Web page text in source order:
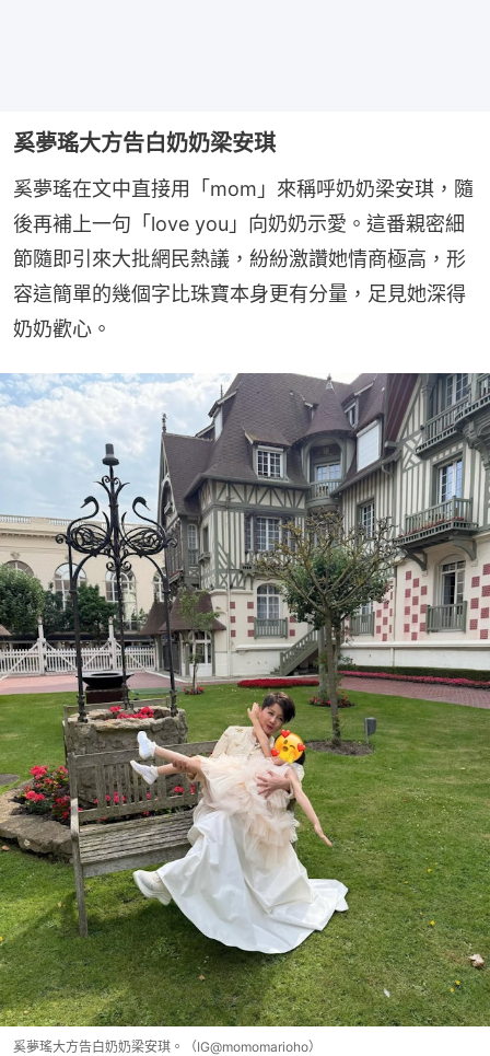
奚夢瑤大方告白奶奶梁安琪
奚夢瑤在文中直接用「mom」來稱呼奶奶梁安琪，隨
後再補上一句「love you」向奶奶示愛。這番親密細
節隨即引來大批網民熱議，紛紛激讚她情商極高，形
容這簡單的幾個字比珠寶本身更有分量，足見她深得
奶奶歡心。
奚夢瑤大方告白奶奶梁安琪。（IG@momomarioho）